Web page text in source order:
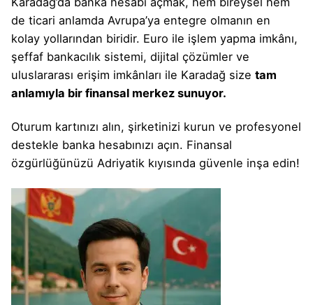
de ticari anlamda Avrupa’ya entegre olmanın en
kolay yollarından biridir. Euro ile işlem yapma imkânı,
şeffaf bankacılık sistemi, dijital çözümler ve
uluslararası erişim imkânları ile Karadağ size tam
anlamıyla bir finansal merkez sunuyor.
Oturum kartınızı alın, şirketinizi kurun ve profesyonel
destekle banka hesabınızı açın. Finansal
özgürlüğünüzü Adriyatik kıyısında güvenle inşa edin!